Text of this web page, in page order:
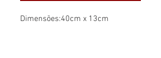
Dimensões:40cm x 13cm